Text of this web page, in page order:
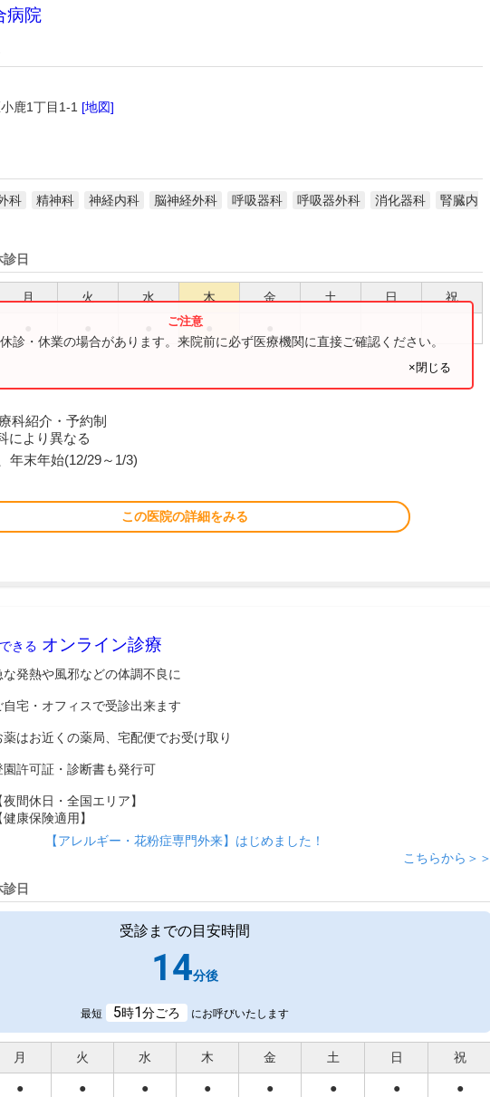
病院
鹿1丁目1-1 [地図]
科 精神科 神経内科 脳神経外科 呼吸器科 呼吸器外科 消化器科
腎臓内
日
月 火 水 木 金 土 日 祝
診・休業の場合があります。来院前に必ず医療機関に直接ご確認ください。
×閉じる
科紹介・予約制
により異なる
年末年始(12/29～1/3)
この医院の詳細をみる
きる オンライン診療
な発熱や風邪などの体調不良に
自宅・オフィスで受診出来ます
薬はお近くの薬局、宅配便でお受け取り
園許可証・診断書も発行可
夜間休日・全国エリア】
健康保険適用】
【アレルギー・花粉症専門外来】はじめました！
こちらから＞＞
日
受診までの目安時間
14分後
最短 5時1分ごろ にお呼びいたします
月 火 水 木 金 土 日 祝
● ● ● ● ● ● ● ●